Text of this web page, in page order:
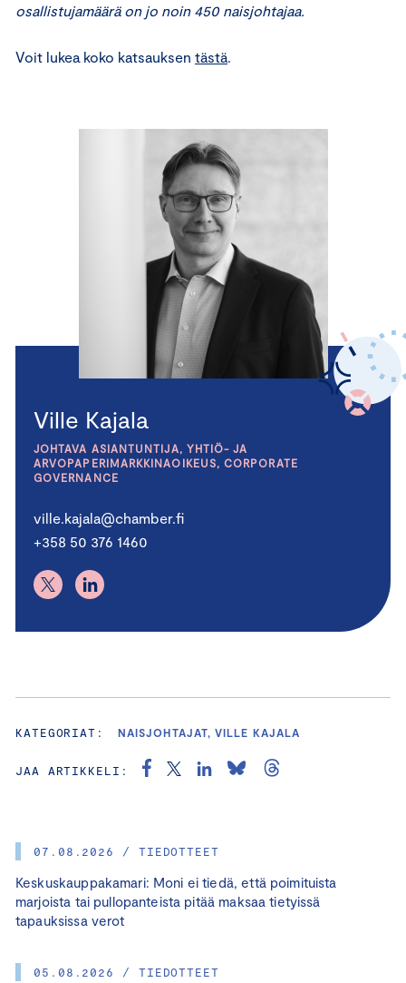
07.08.2026 / TIEDOTTEET
Keskuskauppakamari: Moni ei tiedä, että poimituista
marjoista tai pullopanteista pitää maksaa tietyissä
tapauksissa verot
05.08.2026 / TIEDOTTEET
osallistujamäärä on jo noin 450 naisjohtajaa.
Voit lukea koko katsauksen tästä.
Ville Kajala
JOHTAVA ASIANTUNTIJA, YHTIÖ- JA
ARVOPAPERIMARKKINAOIKEUS, CORPORATE
GOVERNANCE
ville.kajala@chamber.fi
+358 50 376 1460
KATEGORIAT: NAISJOHTAJAT, VILLE KAJALA
JAA ARTIKKELI: